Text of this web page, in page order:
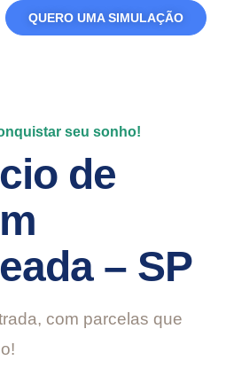
QUERO UMA SIMULAÇÃO
seu sonho!
de
– SP
com parcelas que